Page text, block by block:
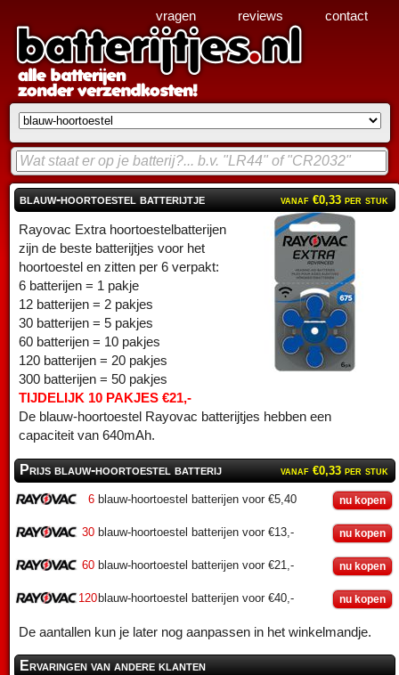
blauw-hoortoestel batterijtje vanaf €0,33 per stuk
Rayovac Extra hoortoestelbatterijen
zijn de beste batterijtjes voor het
hoortoestel en zitten per 6 verpakt:
6 batterijen = 1 pakje
12 batterijen = 2 pakjes
30 batterijen = 5 pakjes
60 batterijen = 10 pakjes
120 batterijen = 20 pakjes
300 batterijen = 50 pakjes
TIJDELIJK 10 PAKJES €21,-
De blauw-hoortoestel Rayovac batterijtjes hebben een
capaciteit van 640mAh.
Prijs blauw-hoortoestel batterij vanaf €0,33 per stuk
6 blauw-hoortoestel batterijen voor €5,40 nu kopen
30 blauw-hoortoestel batterijen voor €13,- nu kopen
60 blauw-hoortoestel batterijen voor €21,- nu kopen
120blauw-hoortoestel batterijen voor €40,- nu kopen
De aantallen kun je later nog aanpassen in het winkelmandje.
Ervaringen van andere klanten
vragen reviews contact